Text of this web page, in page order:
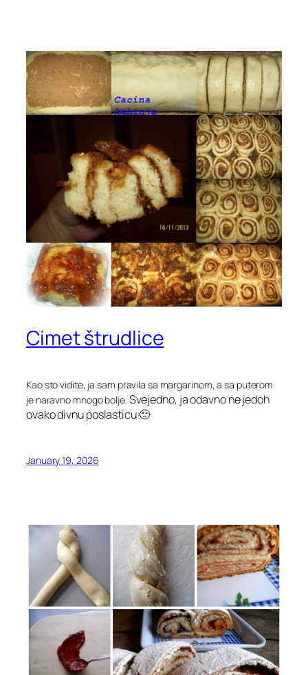
Cimet štrudlice
Kao sto vidite, ja sam pravila sa margarinom, a sa puterom
je naravno mnogo bolje. Svejedno, ja odavno ne jedoh
ovako divnu poslasticu 🙂
January 19, 2026